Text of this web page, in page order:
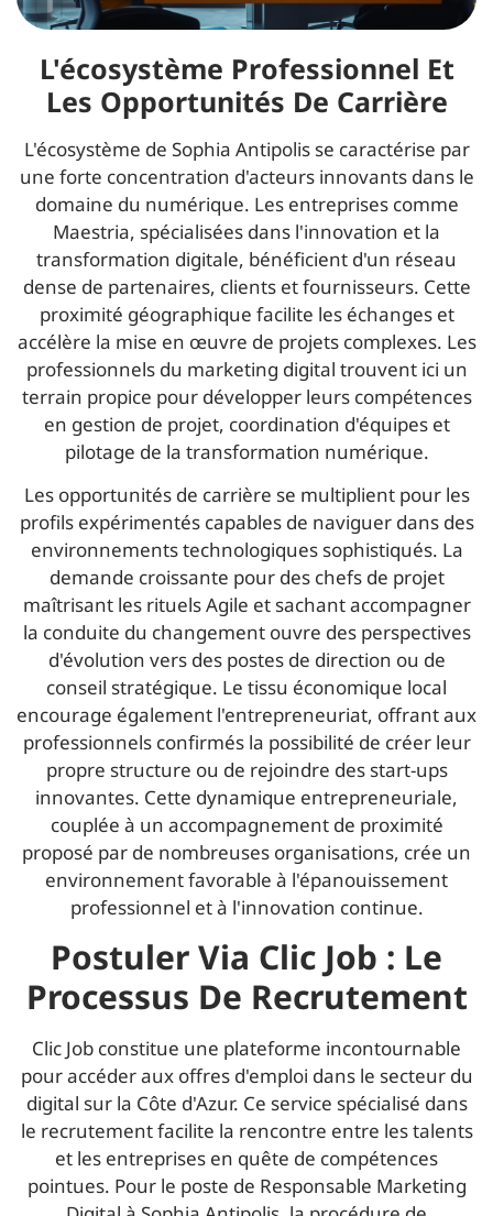
L'écosystème Professionnel Et
Les Opportunités De Carrière
L'écosystème de Sophia Antipolis se caractérise par
une forte concentration d'acteurs innovants dans le
domaine du numérique. Les entreprises comme
Maestria, spécialisées dans l'innovation et la
transformation digitale, bénéficient d'un réseau
dense de partenaires, clients et fournisseurs. Cette
proximité géographique facilite les échanges et
accélère la mise en œuvre de projets complexes. Les
professionnels du marketing digital trouvent ici un
terrain propice pour développer leurs compétences
en gestion de projet, coordination d'équipes et
pilotage de la transformation numérique.
Les opportunités de carrière se multiplient pour les
profils expérimentés capables de naviguer dans des
environnements technologiques sophistiqués. La
demande croissante pour des chefs de projet
maîtrisant les rituels Agile et sachant accompagner
la conduite du changement ouvre des perspectives
d'évolution vers des postes de direction ou de
conseil stratégique. Le tissu économique local
encourage également l'entrepreneuriat, offrant aux
professionnels confirmés la possibilité de créer leur
propre structure ou de rejoindre des start-ups
innovantes. Cette dynamique entrepreneuriale,
couplée à un accompagnement de proximité
proposé par de nombreuses organisations, crée un
environnement favorable à l'épanouissement
professionnel et à l'innovation continue.
Postuler Via Clic Job : Le
Processus De Recrutement
Clic Job constitue une plateforme incontournable
pour accéder aux offres d'emploi dans le secteur du
digital sur la Côte d'Azur. Ce service spécialisé dans
le recrutement facilite la rencontre entre les talents
et les entreprises en quête de compétences
pointues. Pour le poste de Responsable Marketing